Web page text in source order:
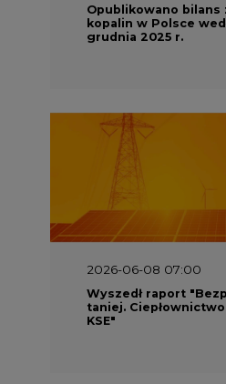
Opublikowano bilans
kopalin w Polsce
grudnia 2025 r.
2026-06-08 07:00
Wyszedł raport
taniej.
KSE"